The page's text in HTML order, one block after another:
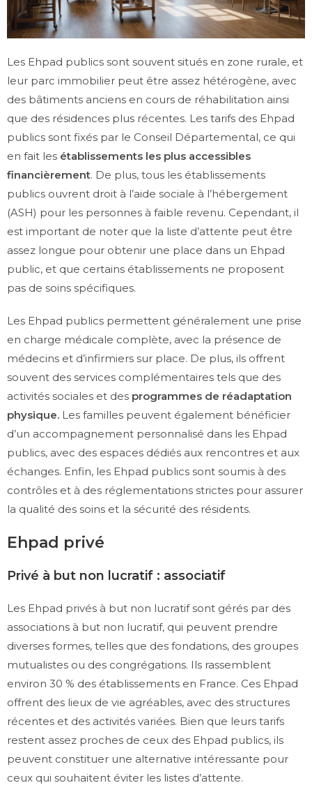
Les Ehpad publics sont souvent situés en zone rurale, et
leur parc immobilier peut être assez hétérogène, avec
des bâtiments anciens en cours de réhabilitation ainsi
que des résidences plus récentes. Les tarifs des Ehpad
publics sont fixés par le Conseil Départemental, ce qui
en fait les établissements les plus accessibles
financièrement. De plus, tous les établissements
publics ouvrent droit à l’aide sociale à l’hébergement
(ASH) pour les personnes à faible revenu. Cependant, il
est important de noter que la liste d’attente peut être
assez longue pour obtenir une place dans un Ehpad
public, et que certains établissements ne proposent
pas de soins spécifiques.
Les Ehpad publics permettent généralement une prise
en charge médicale complète, avec la présence de
médecins et d’infirmiers sur place. De plus, ils offrent
souvent des services complémentaires tels que des
activités sociales et des programmes de réadaptation
physique. Les familles peuvent également bénéficier
d’un accompagnement personnalisé dans les Ehpad
publics, avec des espaces dédiés aux rencontres et aux
échanges. Enfin, les Ehpad publics sont soumis à des
contrôles et à des réglementations strictes pour assurer
la qualité des soins et la sécurité des résidents.
Ehpad privé
Privé à but non lucratif : associatif
Les Ehpad privés à but non lucratif sont gérés par des
associations à but non lucratif, qui peuvent prendre
diverses formes, telles que des fondations, des groupes
mutualistes ou des congrégations. Ils rassemblent
environ 30 % des établissements en France. Ces Ehpad
offrent des lieux de vie agréables, avec des structures
récentes et des activités variées. Bien que leurs tarifs
restent assez proches de ceux des Ehpad publics, ils
peuvent constituer une alternative intéressante pour
ceux qui souhaitent éviter les listes d’attente.